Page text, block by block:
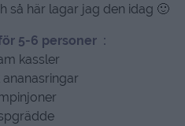
så här lagar jag den idag 🙂
5-6 personer :
kassler